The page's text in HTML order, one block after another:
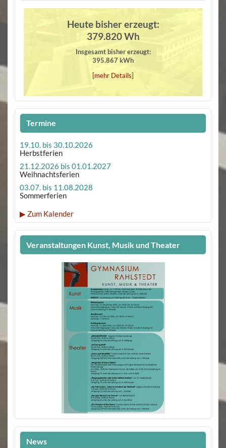
Heute bisher erzeugt:
379.820 Wh
Insgesamt bisher erzeugt:
395.867 kWh
[mehr Details]
Termine
19.10. bis 30.10.2026
Herbstferien
21.12.2026 bis 01.01.2027
Weihnachtsferien
03.07. bis 11.08.2028
Sommerferien
▶ Zum Kalender
Veranstaltungen Kunst, Musik und Theater
News